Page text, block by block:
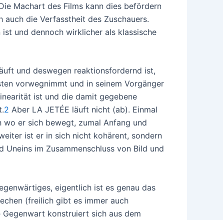
Machart des Films kann dies befördern
die Verfasstheit des Zuschauers.
und dennoch wirklicher als klassische
und deswegen reaktionsfordernd ist,
vorwegnimmt und in seinem Vorgänger
ist und die damit gegebene
2 Aber LA JETÉE läuft nicht (ab). Einmal
er sich bewegt, zumal Anfang und
ist er in sich nicht kohärent, sondern
im Zusammenschluss von Bild und
eigentlich ist es genau das
(freilich gibt es immer auch
konstruiert sich aus dem